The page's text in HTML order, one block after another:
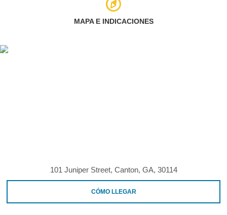
MAPA E INDICACIONES
101 Juniper Street, Canton, GA, 30114
CÓMO LLEGAR